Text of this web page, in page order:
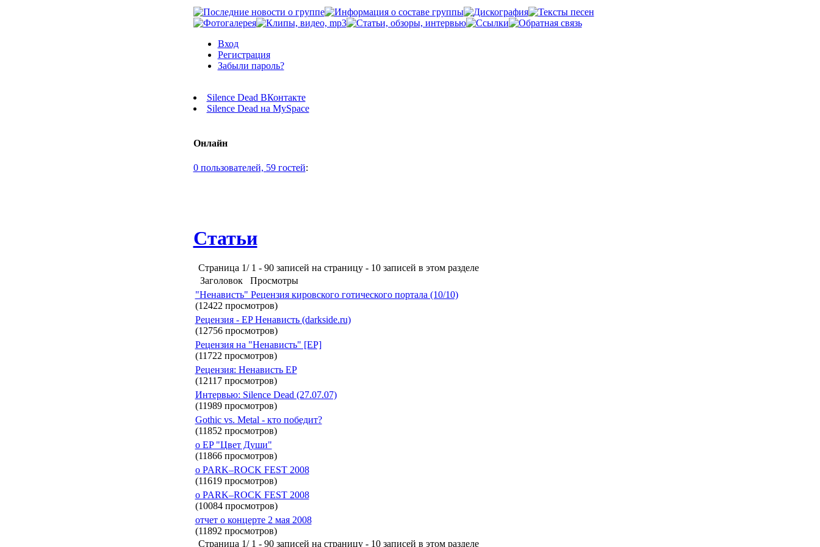
Вход
Регистрация
Забыли пароль?
Silence Dead ВКонтакте
Silence Dead на MySpace
Онлайн
0 пользователей, 59 гостей:
Статьи
Страница 1/ 1 - 90 записей на страницу - 10 записей в этом разделе
Заголовок
Просмотры
"Ненависть" Рецензия кировского готического портала (10/10)
(12422 просмотров)
Рецензия - EP Ненависть (darkside.ru)
(12756 просмотров)
Рецензия на "Ненависть" [EP]
(11722 просмотров)
Рецензия: Ненависть EP
(12117 просмотров)
Интервью: Silence Dead (27.07.07)
(11989 просмотров)
Gothic vs. Metal - кто победит?
(11852 просмотров)
о EP "Цвет Души"
(11866 просмотров)
о PARK–ROCK FEST 2008
(11619 просмотров)
о PARK–ROCK FEST 2008
(10084 просмотров)
отчет о концерте 2 мая 2008
(11892 просмотров)
Страница 1/ 1 - 90 записей на страницу - 10 записей в этом разделе